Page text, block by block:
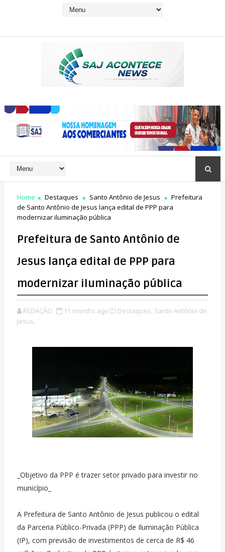
Home Destaques Santo Antônio de Jesus
Prefeitura
de Santo Antônio de Jesus lança edital de PPP para
modernizar iluminação pública
Prefeitura de Santo Antônio de
Jesus lança edital de PPP para
modernizar iluminação pública
REDAÇÃO 11 months ago Destaques, Santo Antônio de
Jesus,
_Objetivo da PPP é trazer setor privado para investir no
município_
A Prefeitura de Santo Antônio de Jesus publicou o edital
da Parceria Público-Privada (PPP) de Iluminação Pública
(IP), com previsão de investimentos de cerca de R$ 46